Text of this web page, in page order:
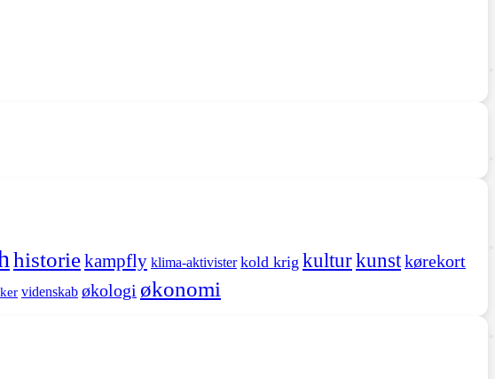
historiekampfly klima-aktivister kold krig kulturkunstkørekort
videnskab økologi økonomi